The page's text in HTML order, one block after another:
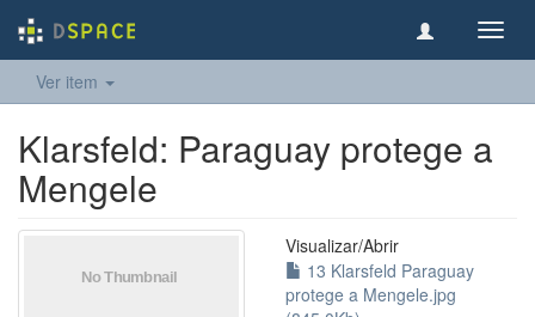
Ver item
Klarsfeld: Paraguay protege a
Mengele
Visualizar/Abrir
13 Klarsfeld Paraguay
protege a Mengele.jpg